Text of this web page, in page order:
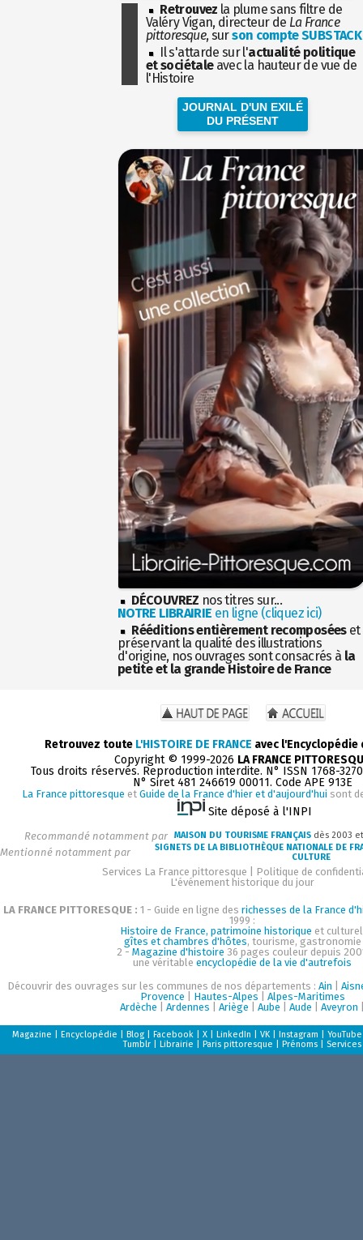
Retrouvez la plume sans filtre de
Valéry Vigan, directeur de La France
pittoresque, surson compte SUBSTACK
Il s'attarde sur l'actualité politique
et sociétaleavec la hauteur de vue de
l'Histoire
JOURNAL D'UN EXILÉ
DU PRÉSENT
DÉCOUVREZ nos titres sur...
NOTRE LIBRAIRIE en ligne (cliquez ici)
Rééditions entièrement recomposéeset
préservant la qualité des illustrations
d'origine, nos ouvrages sont consacrés à la
petite et la grande Histoire de France
Retrouvez toute L'HISTOIRE DE FRANCE avec
Copyright © 1999-2026 LA FRANCE
Tous droits réservés. Reproduction interdite. N° ISSN 1768-
N° Siret 481 246619 00011. Code APE 913E
La France pittoresque et Guide de la France d'hier et d'aujourd'hui sont
Site déposé à l'INPI
Recommandé notamment par MAISON DU TOURISME FRANÇAIS dès 2003
Mentionné notamment par
SIGNETS DE LA BIBLIOTHÈQUE NATIONALE DE
CULTURE
Services La France pittoresque
Politique de
L'événement historique du jour
LA FRANCE PITTORESQUE : 1 - Guide en ligne des richesses de la France
1999 :
Histoire de France, patrimoine historique et
gîtes et chambres d'hôtes, tourisme, gastronomie
2 - Magazine d'histoire 36 pages couleur depuis
une véritableencyclopédie de la vie d'autrefois
Découvrir des ouvrages sur les communes de nos départements :Ain |
Provence
Hautes-Alpes
Alpes-Maritimes
Ardèche |Ardennes |Ariège |Aube |Aude |Aveyron
Magazine |Encyclopédie |Blog |Facebook |X |LinkedIn |VK |Instagram |YouTube
Tumblr |Librairie |Paris pittoresque |Prénoms Services